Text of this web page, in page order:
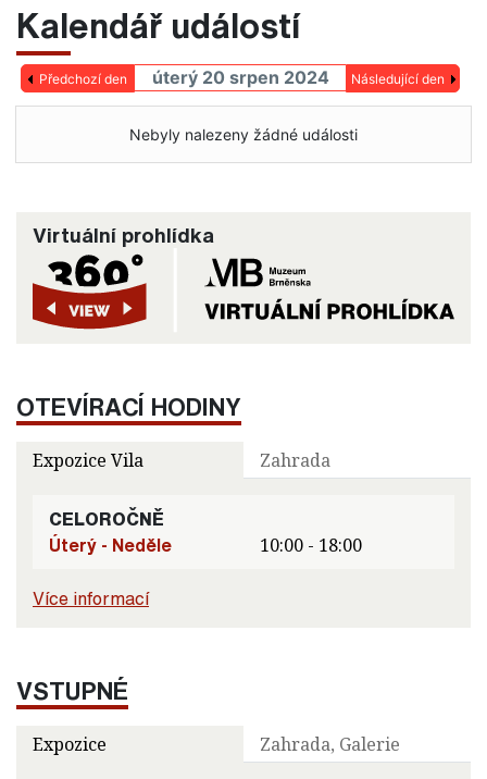
Kalendář událostí
Předchozí den úterý 20 srpen 2024 Následující den
Nebyly nalezeny žádné události
Virtuální prohlídka
OTEVÍRACÍ HODINY
Expozice Vila Zahrada
CELOROČNĚ
Úterý - Neděle
10:00 - 18:00
Více informací
VSTUPNÉ
Expozice Zahrada, Galerie